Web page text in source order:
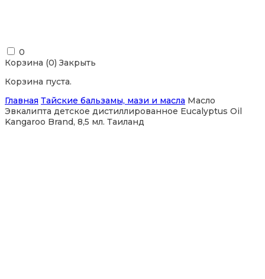
0
Корзина (0) Закрыть
Корзина пуста.
Главная Тайские бальзамы, мази и масла Масло
Эвкалипта детское дистиллированное Eucalyptus Oil
Kangaroo Brand, 8,5 мл. Таиланд